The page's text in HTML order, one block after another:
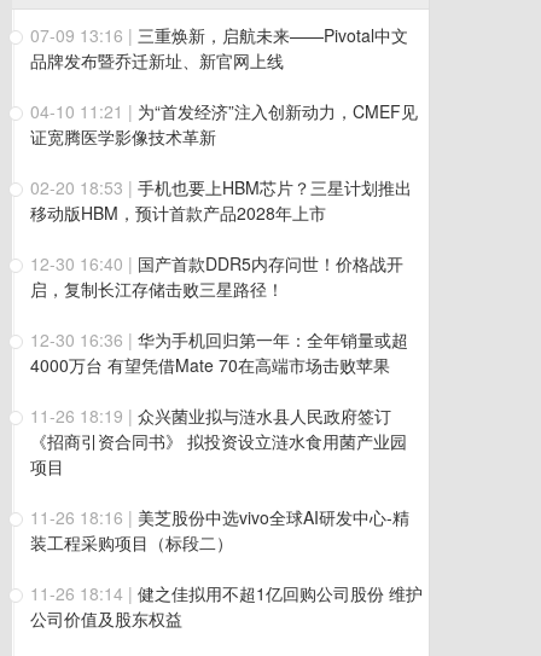
07-09 13:16 | 三重焕新，启航未来——Pivotal中文
品牌发布暨乔迁新址、新官网上线
04-10 11:21 | 为“首发经济”注入创新动力，CMEF见
证宽腾医学影像技术革新
02-20 18:53 | 手机也要上HBM芯片？三星计划推出
移动版HBM，预计首款产品2028年上市
12-30 16:40 | 国产首款DDR5内存问世！价格战开
启，复制长江存储击败三星路径！
12-30 16:36 | 华为手机回归第一年：全年销量或超
4000万台 有望凭借Mate 70在高端市场击败苹果
11-26 18:19 | 众兴菌业拟与涟水县人民政府签订
《招商引资合同书》 拟投资设立涟水食用菌产业园
项目
11-26 18:16 | 美芝股份中选vivo全球AI研发中心-精
装工程采购项目（标段二）
11-26 18:14 | 健之佳拟用不超1亿回购公司股份 维护
公司价值及股东权益